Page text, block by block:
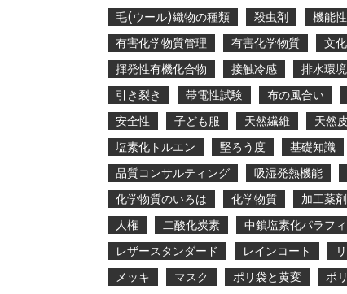
毛(ウール)織物の種類
殺虫剤 機能性
有害化学物質管理
有害化学物質 文
揮発性有機化合物
接触冷感 排水環境
引き裂き
帯電性試験 布の風合い
安全性
子ども服 天然繊維 天然
塩素化トルエン
堅ろう度 基礎知識
品質コンサルティング
吸湿発熱機能
化学物質のいろは
化学物質 加工薬剤
人権
二酸化炭素 中鎖塩素化パラフ
レザースタンダード
レインコート
メッキ
マスク ポリ袋と黄変 ポ